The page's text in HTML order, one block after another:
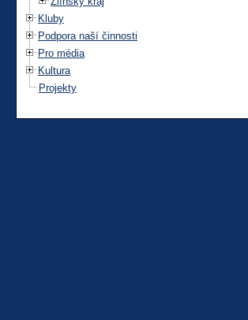
Kluby
Podpora naší činnosti
Pro média
Kultura
Projekty